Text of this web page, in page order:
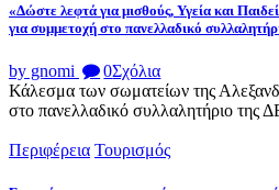
«Δώστε λεφτά για μισθούς, Υγεία και
για συμμετοχή στο πανελλαδικό
by gnomi 0Σχόλια
Κάλεσμα των σωματείων της
στο πανελλαδικό συλλαλητήριο της
Περιφέρεια Τουρισμός